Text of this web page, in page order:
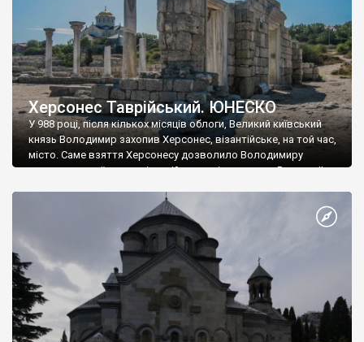
Херсонес Таврійський. ЮНЕСКО
У 988 році, після кількох місяців облоги, Великий київський
князь Володимир захопив Херсонес, візантійське, на той час,
місто. Саме взяття Херсонесу дозволило Володимиру
диктувати свої умови візантійському імператору Василю ІІ, та
Херсонесі Володимир-язичник, став Василем-християнином.
А потім було Хрещення Русі. На честь Херсонесу Таврійського